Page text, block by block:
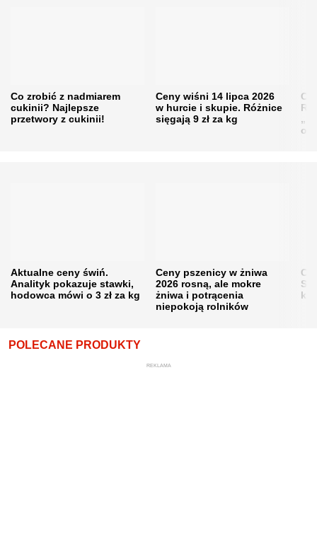
Co zrobić z nadmiarem
cukinii? Najlepsze
przetwory z cukinii!
Ceny wiśni 14 lipca 2026
w hurcie i skupie. Różnice
sięgają 9 zł za kg
Aktualne ceny świń.
Analityk pokazuje stawki,
hodowca mówi o 3 zł za kg
Ceny pszenicy w żniwa
2026 rosną, ale mokre
żniwa i potrącenia
niepokoją rolników
POLECANE PRODUKTY
REKLAMA